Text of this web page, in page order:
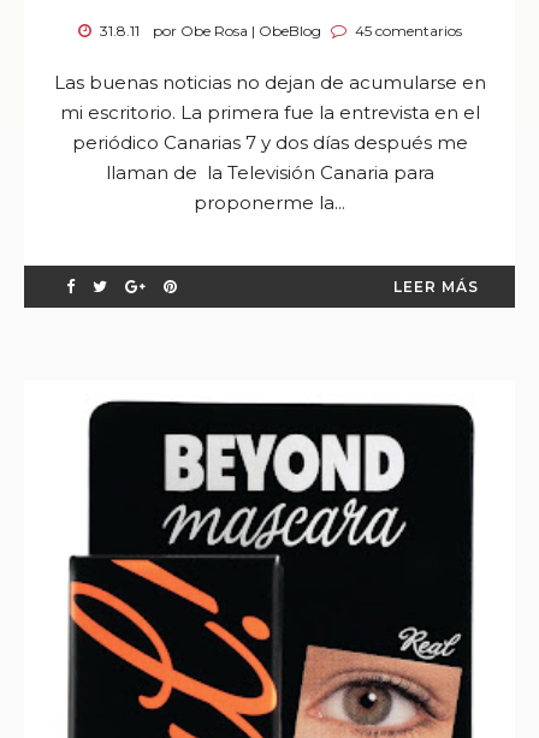
31.8.11 por Obe Rosa | ObeBlog 45 comentarios
Las buenas noticias no dejan de acumularse en
mi escritorio. La primera fue la entrevista en el
periódico Canarias 7 y dos días después me
llaman de la Televisión Canaria para
proponerme la...
LEER MÁS